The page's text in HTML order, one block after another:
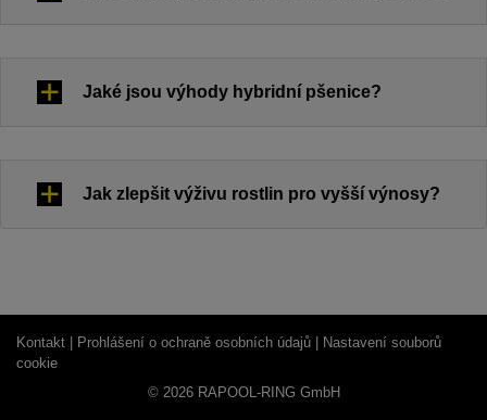
Jaké jsou výhody hybridní pšenice?
Jak zlepšit výživu rostlin pro vyšší výnosy?
Kontakt | Prohlášení o ochraně osobních údajů | Nastavení souborů
cookie
© 2026 RAPOOL-RING GmbH